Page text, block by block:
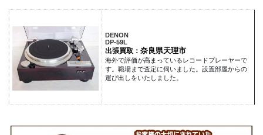
DENON
DP-59L
出張買取： 奈良県天理市
海外で評価が高まっているレコードプレーヤーで
す。職場まで査定に伺いました。設置部屋からの
運び出しをいたしました。